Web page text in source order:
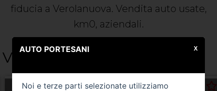
fiducia a Verolanuova. Vendita auto usate,
km0, aziendali.
Vetrina
AUTO PORTESANI
Noi e terze parti selezionate utilizziamo
X